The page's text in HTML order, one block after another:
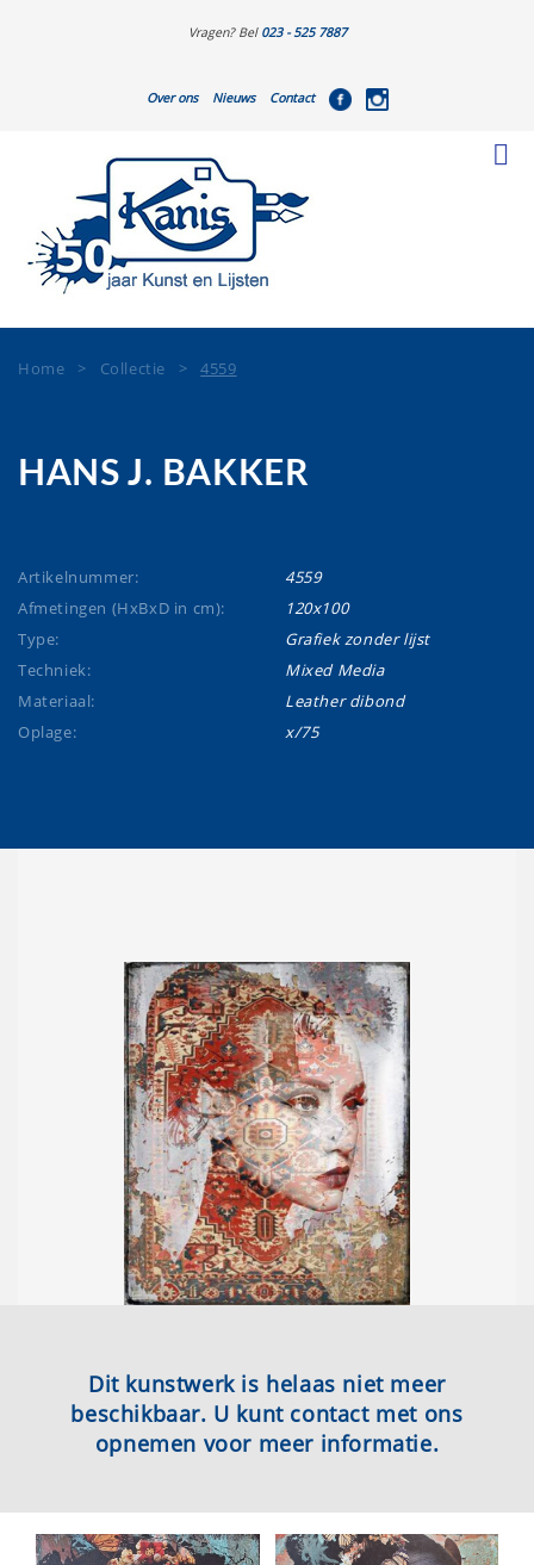
Vragen? Bel 023 - 525 7887
Over ons Nieuws Contact
Home > Collectie >4559
HANS J. BAKKER
Artikelnummer:
4559
Afmetingen (HxBxD in cm):
120x100
Type:
Grafiek zonder lijst
Techniek:
Mixed Media
Materiaal:
Leather dibond
Oplage:
x/75
Dit kunstwerk is helaas niet meer
beschikbaar. U kunt contact met ons
opnemen voor meer informatie.